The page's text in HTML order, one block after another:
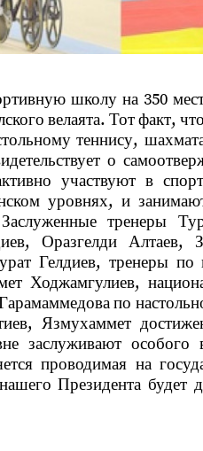
школу на 350
велаята. Тот факт,
теннису,
о
участвуют в
уровнях, и
тренеры
Оразгелди Алтаев,
Гелдиев, тренеры по
Ходжамгулиев,
по
Язмухаммет
заслуживают
проводимая на
Президента будет